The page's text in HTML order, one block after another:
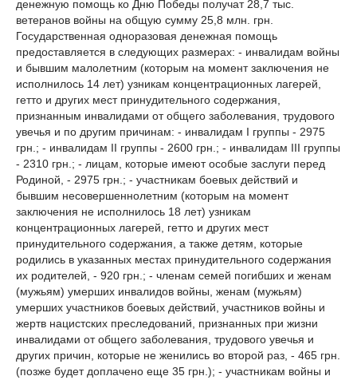
денежную помощь ко Дню Победы получат 28,7 тыс.
ветеранов войны на общую сумму 25,8 млн. грн.
Государственная одноразовая денежная помощь
предоставляется в следующих размерах: - инвалидам войны
и бывшим малолетним (которым на момент заключения не
исполнилось 14 лет) узникам концентрационных лагерей,
гетто и других мест принудительного содержания,
признанным инвалидами от общего заболевания, трудового
увечья и по другим причинам: - инвалидам I группы - 2975
грн.; - инвалидам II группы - 2600 грн.; - инвалидам III группы
- 2310 грн.; - лицам, которые имеют особые заслуги перед
Родиной, - 2975 грн.; - участникам боевых действий и
бывшим несовершеннолетним (которым на момент
заключения не исполнилось 18 лет) узникам
концентрационных лагерей, гетто и других мест
принудительного содержания, а также детям, которые
родились в указанных местах принудительного содержания
их родителей, - 920 грн.; - членам семей погибших и женам
(мужьям) умерших инвалидов войны, женам (мужьям)
умерших участников боевых действий, участников войны и
жертв нацистских преследований, признанных при жизни
инвалидами от общего заболевания, трудового увечья и
других причин, которые не женились во второй раз, - 465 грн.
(позже будет доплачено еще 35 грн.); - участникам войны и